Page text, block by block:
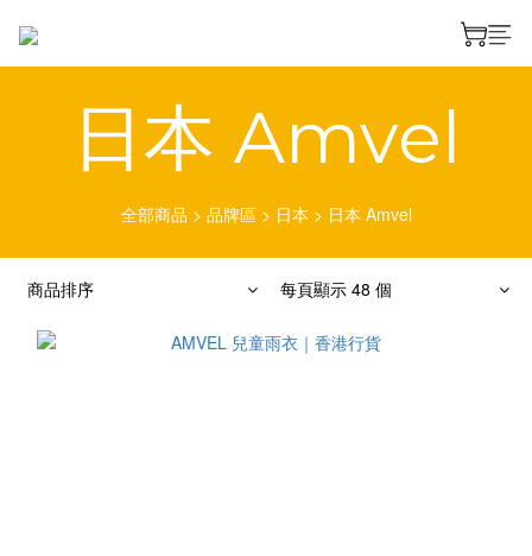
日本 Amvel
全部商品 > 品牌區> 日本 > 日本 Amvel
商品排序 每頁顯示 48 個